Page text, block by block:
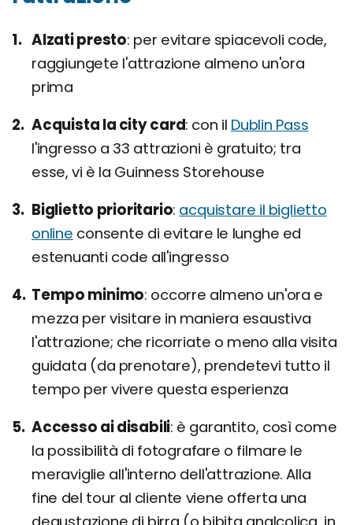
Alzati presto per evitare spiacevoli code,
raggiungete l'attrazione almeno un'ora
prima
Acquista la city card con il Dublin Pass
l'ingresso a 33 attrazioni è gratuito; tra
esse, vi è la Guinness Storehouse
Biglietto prioritario acquistare il biglietto
online consente di evitare le lunghe ed
estenuanti code all'ingresso
Tempo minimo occorre almeno un'ora e
mezza per visitare in maniera esaustiva
l'attrazione; che ricorriate o meno alla visita
guidata (da prenotare), prendetevi tutto il
tempo per vivere questa esperienza
Accesso ai disabili è garantito, così come
la possibilità di fotografare o filmare le
meraviglie all'interno dell'attrazione. Alla
fine del tour al cliente viene offerta una